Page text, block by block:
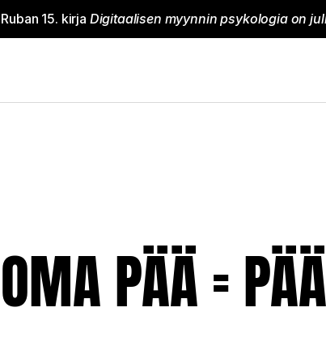
15. kirja Digitaalisen myynnin psykologia on
PÄÄ =